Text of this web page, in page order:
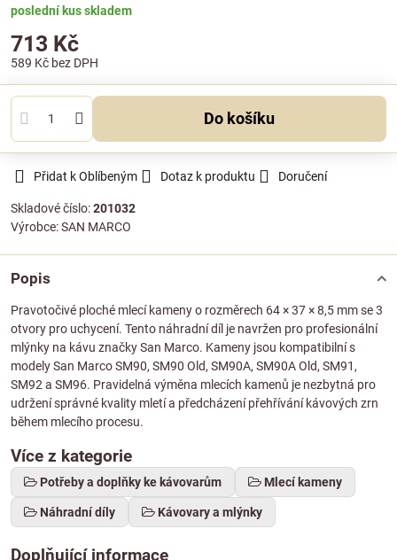
poslední kus skladem
713 Kč
589 Kč bez DPH
Do košíku
Přidat k Oblíbeným Dotaz k produktu Doručení
Skladové číslo:201032
Výrobce:SAN MARCO
Popis
Pravotočivé ploché mlecí kameny o rozměrech 64 × 37 × 8,5 mm se 3
otvory pro uchycení. Tento náhradní díl je navržen pro profesionální
mlýnky na kávu značky San Marco. Kameny jsou kompatibilní s
modely San Marco SM90, SM90 Old, SM90A, SM90A Old, SM91,
SM92 a SM96. Pravidelná výměna mlecích kamenů je nezbytná pro
udržení správné kvality mletí a předcházení přehřívání kávových zrn
během mlecího procesu.
Více z kategorie
Potřeby a doplňky ke kávovarům Mlecí kameny
Náhradní díly Kávovary a mlýnky
Doplňující informace